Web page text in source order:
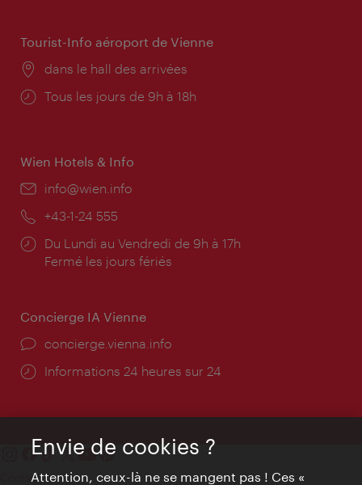
Tourist-Info aéroport de Vienne
Lieu:
dans le hall des arrivées
Horaires
Tous les jours de 9h à 18h
Wien Hotels & Info
E-
info@wien.info
Téléphone:
+43-1-24 555
Horaires
d'ouverture:
Du Lundi au Vendredi de 9h à 17h
Fermé les jours fériés
Concierge IA Vienne
Ort:
concierge.vienna.info
Öffnungszeiten:
Informations 24 heures sur 24
Contact
Envie de cookies ?
Attention, ceux-là ne se mangent pas ! Ces «